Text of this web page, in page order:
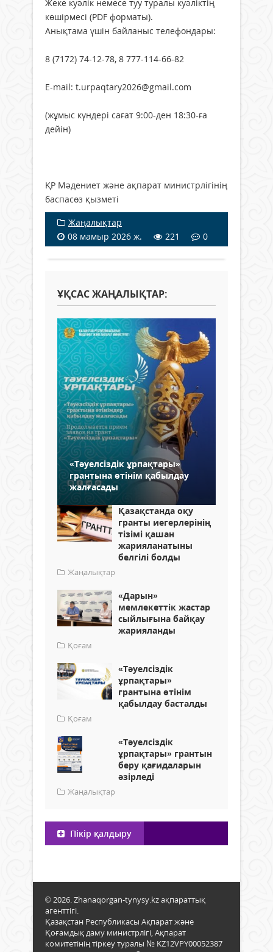
Жеке куәлік немесе туу туралы куәліктің
көшірмесі (PDF форматы).
Анықтама үшін байланыс телефондары:
8 (7172) 74-12-78, 8 777-114-66-82
E-mail: t.urpaqtary2026@gmail.com
(жұмыс күндері сағат 9:00-ден 18:30-ға
дейін)
ҚР Мәдениет және ақпарат министрлігінің
баспасөз қызметі
Жаңалықтар
08 мамыр 2026 ж.
221 0
ҰҚСАС ЖАҢАЛЫҚТАР:
«Тәуелсіздік ұрпақтары»
грантына өтінім қабылдау
жалғасады
Қазақстанда оқу
гранты иегерлерінің
тізімі қашан
жарияланатыны
белгілі болды
Жаңалықтар
«Дарын»
мемлекеттік жастар
сыйлығына байқау
жарияланды
Қоғам
«Тәуелсіздік
ұрпақтары»
грантына өтінім
қабылдау басталды
Қоғам
«Тәуелсіздік
ұрпақтары» грантын
беру қағидаларын
әзірледі
Жаңалықтар
Пікір қалдыру
© 2026. Zhanaqorgan-tynysy.kz ақпараттық
агенттігі.
Қазақстан Республикасы Ақпарат және
Қоғамдық даму министрлігі, Ақпарат
комитетінің тіркеу туралы № KZ12VPY00052387